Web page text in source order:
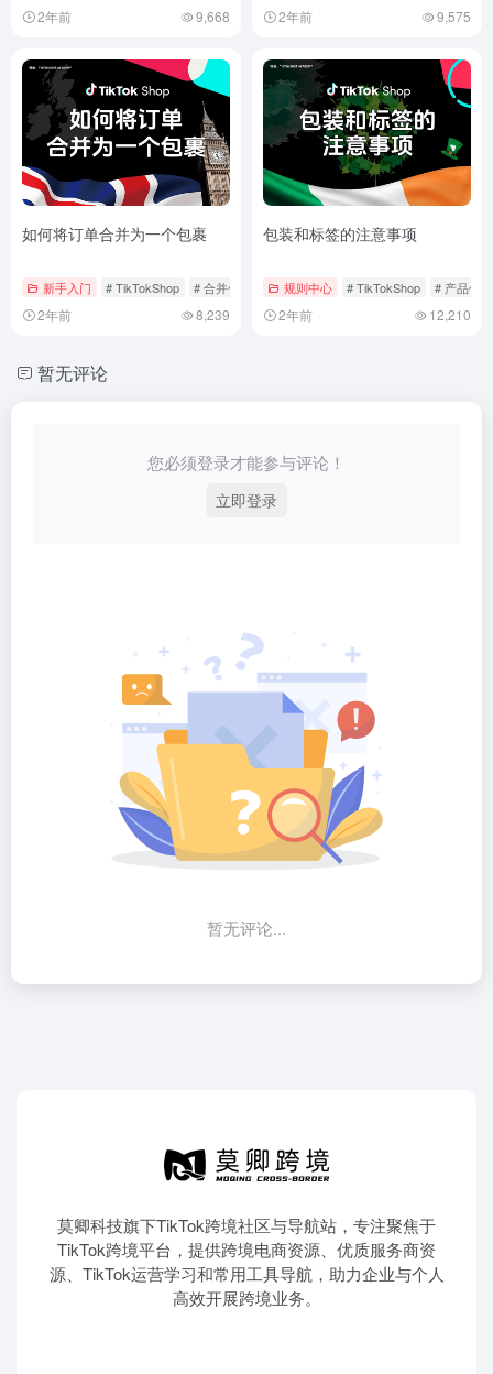
2年前 9,668 2年前 9,575
如何将订单合并为一个包裹
新手入门 # TikTokShop # 合并包裹 # 合并订单
2年前 8,239
包装和标签的注意事项
规则中心 # TikTokShop # 产品包装
2年前 12,210
暂无评论
您必须登录才能参与评论！
立即登录
暂无评论...
莫卿科技旗下TikTok跨境社区与导航站，专注聚焦于
TikTok跨境平台，提供跨境电商资源、优质服务商资
源、TikTok运营学习和常用工具导航，助力企业与个人
高效开展跨境业务。